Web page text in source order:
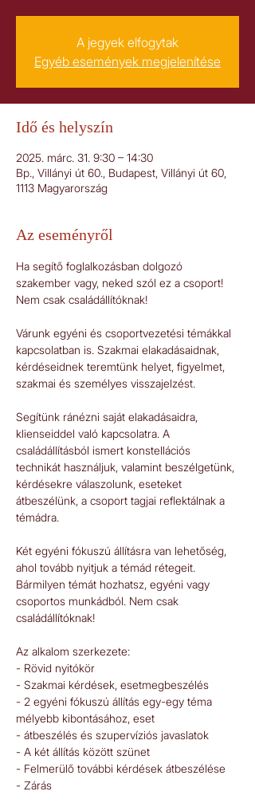
A jegyek elfogytak
Egyéb események megjelenítése
Idő és helyszín
2025. márc. 31. 9:30 – 14:30
Bp., Villányi út 60., Budapest, Villányi út 60,
1113 Magyarország
Az eseményről
Ha segítő foglalkozásban dolgozó
szakember vagy, neked szól ez a csoport!
Nem csak családállítóknak!
Várunk egyéni és csoportvezetési témákkal
kapcsolatban is. Szakmai elakadásaidnak,
kérdéseidnek teremtünk helyet, figyelmet,
szakmai és személyes visszajelzést.
Segítünk ránézni saját elakadásaidra,
klienseiddel való kapcsolatra. A
családállításból ismert konstellációs
technikát használjuk, valamint beszélgetünk,
kérdésekre válaszolunk, eseteket
átbeszélünk, a csoport tagjai reflektálnak a
témádra.
Két egyéni fókuszú állításra van lehetőség,
ahol tovább nyitjuk a témád rétegeit.
Bármilyen témát hozhatsz, egyéni vagy
csoportos munkádból. Nem csak
családállítóknak!
Az alkalom szerkezete:
- Rövid nyitókör
- Szakmai kérdések, esetmegbeszélés
- 2 egyéni fókuszú állítás egy-egy téma
mélyebb kibontásához, eset
- átbeszélés és szupervíziós javaslatok
- A két állítás között szünet
- Felmerülő további kérdések átbeszélése
- Zárás